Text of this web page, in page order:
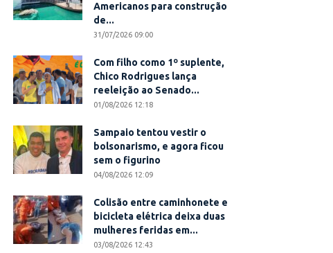
Americanos para construção
de...
31/07/2026 09:00
Com filho como 1º suplente,
Chico Rodrigues lança
reeleição ao Senado...
01/08/2026 12:18
Sampaio tentou vestir o
bolsonarismo, e agora ficou
sem o figurino
04/08/2026 12:09
Colisão entre caminhonete e
bicicleta elétrica deixa duas
mulheres feridas em...
03/08/2026 12:43